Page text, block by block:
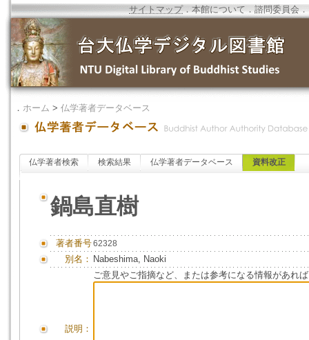
サイトマップ．本館について ．諮問委員会 ．
． ホーム > 仏学著者データベース
仏学著者検索 検索結果 仏学著者データベース 資料改正
鍋島直樹
著者番号62328
別名： Nabeshima, Naoki
説明：
ご意見やご指摘など、または参考になる情報があれ